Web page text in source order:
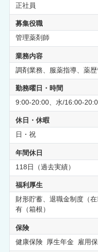
正社員
募集役職
管理薬剤師
業務内容
調剤業務、服薬指導、薬
勤務曜日・時間
9:00-20:00、水/16:00-
休日・休暇
日・祝
年間休日
118日（過去実績）
福利厚生
財形貯蓄、退職金制度（
有（箱根）
保険
健康保険 厚生年金 雇用